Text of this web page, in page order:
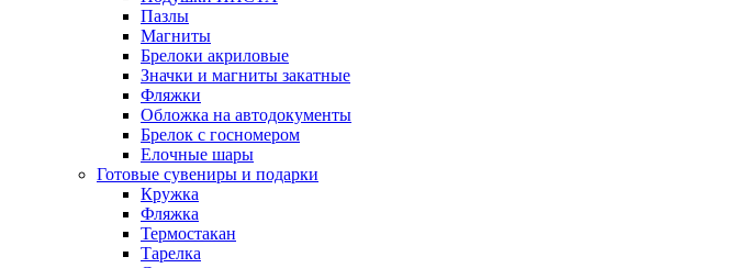
Пазлы
Магниты
Брелоки акриловые
Значки и магниты закатные
Фляжки
Обложка на автодокументы
Брелок с госномером
Елочные шары
Готовые сувениры и подарки
Кружка
Фляжка
Термостакан
Тарелка